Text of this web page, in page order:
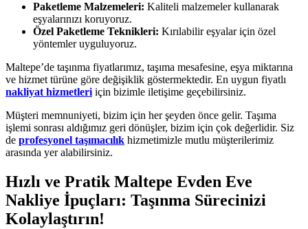
Paketleme Malzemeleri: Kaliteli malzemeler kullanarak
eşyalarınızı koruyoruz.
Özel Paketleme Teknikleri: Kırılabilir eşyalar için özel
yöntemler uyguluyoruz.
Maltepe’de taşınma fiyatlarımız, taşıma mesafesine, eşya miktarına
ve hizmet türüne göre değişiklik göstermektedir. En uygun fiyatlı
nakliyat hizmetleri için bizimle iletişime geçebilirsiniz.
Müşteri memnuniyeti, bizim için her şeyden önce gelir. Taşıma
işlemi sonrası aldığımız geri dönüşler, bizim için çok değerlidir. Siz
de profesyonel taşımacılık hizmetimizle mutlu müşterilerimiz
arasında yer alabilirsiniz.
Hızlı ve Pratik Maltepe Evden Eve
Nakliye İpuçları: Taşınma Sürecinizi
Kolaylaştırın!